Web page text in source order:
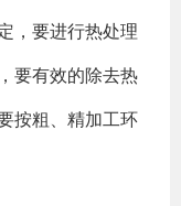
，要进行热处理
要有效的除去热
按粗、精加工环